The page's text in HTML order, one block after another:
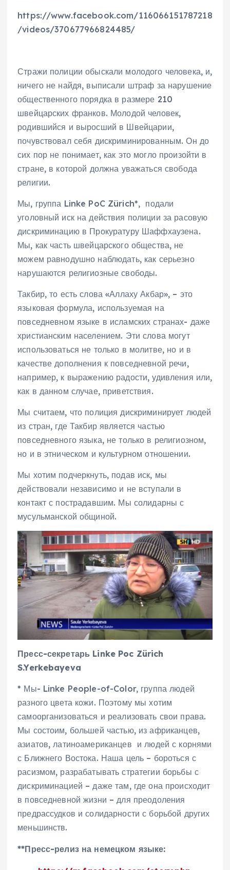
https://www.facebook.com/116066151787218
/videos/370677966824485/
Стражи полиции обыскали молодого человека, и,
ничего не найдя, выписали штраф за нарушение
общественного порядка в размере 210
швейцарских франков. Молодой человек,
родившийся и выросший в Швейцарии,
почувствовал себя дискриминированным. Он до
сих пор не понимает, как это могло произойти в
стране, в которой должна уважаться свобода
религии.
Мы, группа Linke PoC Zürich*, подали
уголовный иск на действия полиции за расовую
дискриминацию в Прокуратуру Шаффхаузена.
Мы, как часть швейцарского общества, не
можем равнодушно наблюдать, как серьезно
нарушаются религиозные свободы.
Такбир, то есть слова «Аллаху Акбар», – это
языковая формула, используемая на
повседневном языке в исламских странах- даже
христианским населением. Эти слова могут
использоваться не только в молитве, но и в
качестве дополнения к повседневной речи,
например, к выражению радости, удивления или,
как в данном случае, приветствия.
Мы считаем, что полиция дискриминирует людей
из стран, где Такбир является частью
повседневного языка, не только в религиозном,
но и в этническом и культурном отношении.
Мы хотим подчеркнуть, подав иск, мы
действовали независимо и не вступали в
контакт с пострадавшим. Мы солидарны с
мусульманской общиной.
Пресс-секретарь Linke Poc Zürich
S.Yerkebayeva
* Мы- Linke People-of-Color, группа людей
разного цвета кожи. Поэтому мы хотим
самоорганизоваться и реализовать свои права.
Мы состоим, большей частью, из африканцев,
азиатов, латиноамериканцев и людей с корнями
с Ближнего Востока. Наша цель – бороться с
расизмом, разрабатывать стратегии борьбы с
дискриминацией – даже там, где она происходит
в повседневной жизни – для преодоления
предрассудков и солидарности с борьбой других
меньшинств.
**Пресс-релиз на немецком языке: